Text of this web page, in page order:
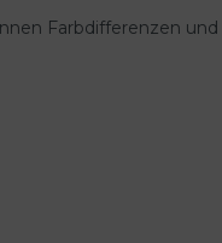
Farbdifferenzen